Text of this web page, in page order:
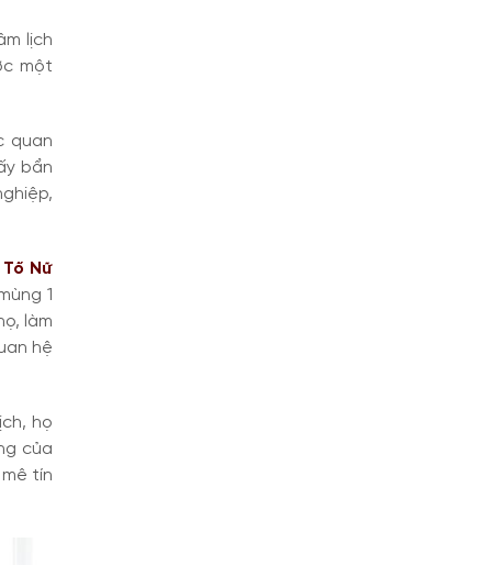
lịch
một
quan
bẩn
Tố Nữ
1
làm
hệ
họ
của
tín